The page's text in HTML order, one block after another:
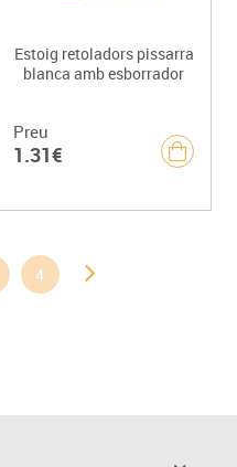
Estoig retoladors pissarra
blanca amb esborrador
Preu
1.31€
4